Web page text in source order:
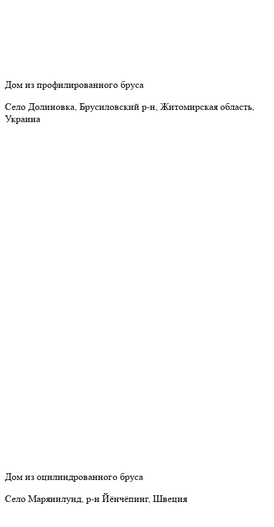
Дом из профилированного бруса
Село Долиновка, Брусиловский р-н, Житомирская область,
Украина
Дом из оцилиндрованного бруса
Село Марянилунд, р-н Йёнчёпинг, Швеция